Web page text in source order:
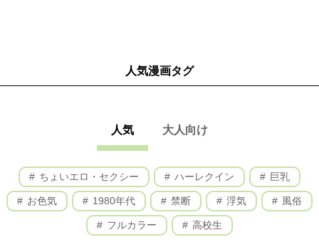
人気漫画タグ
人気 大人向け
ちょいエロ・セクシー ハーレクイン 巨乳
お色気 1980年代 禁断 浮気 風俗
フルカラー 高校生